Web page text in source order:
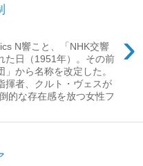
›
N響こと、「NHK交響
た日（1951年）。その前
から名称を改定した。
揮者、クルト・ヴェスが
的な存在感を放つ女性フ